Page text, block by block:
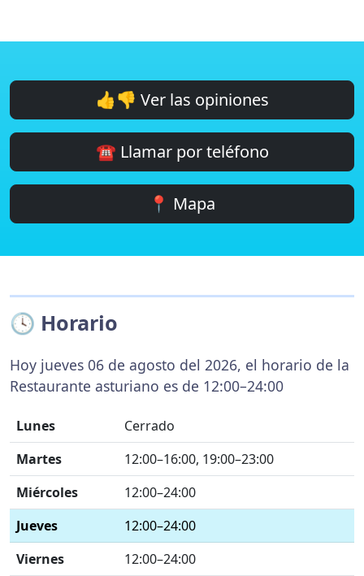
👍👎 Ver las opiniones
☎️ Llamar por teléfono
📍 Mapa
🕓 Horario
Hoy jueves 06 de agosto del 2026, el horario de la
Restaurante asturiano es de 12:00–24:00
Lunes
Cerrado
Martes
12:00–16:00, 19:00–23:00
Miércoles
12:00–24:00
Jueves
12:00–24:00
Viernes
12:00–24:00